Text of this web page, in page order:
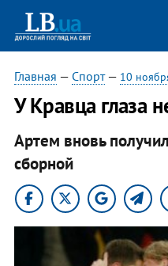
Главная — Спорт— 10
У Кравца глаза
Артем вновь
сборной